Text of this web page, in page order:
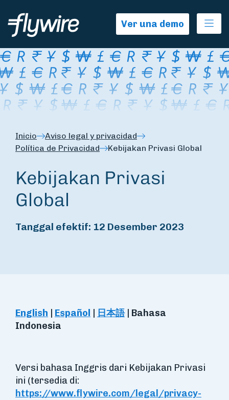
Ver una demo
Inicio
Aviso legal y privacidad
Política de Privacidad
Kebijakan Privasi Global
Kebijakan Privasi
Global
Tanggal efektif: 12 Desember 2023
English Español 日本語| Bahasa
Indonesia
Versi bahasa Inggris dari Kebijakan Privasi
ini (tersedia di:
https://www.flywire.com/legal/privacy-